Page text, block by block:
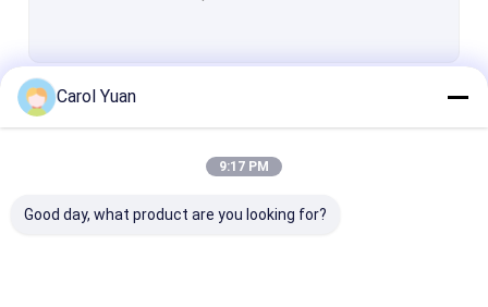
Carol Yuan
9:17 PM
Good day, what product are you looking for?